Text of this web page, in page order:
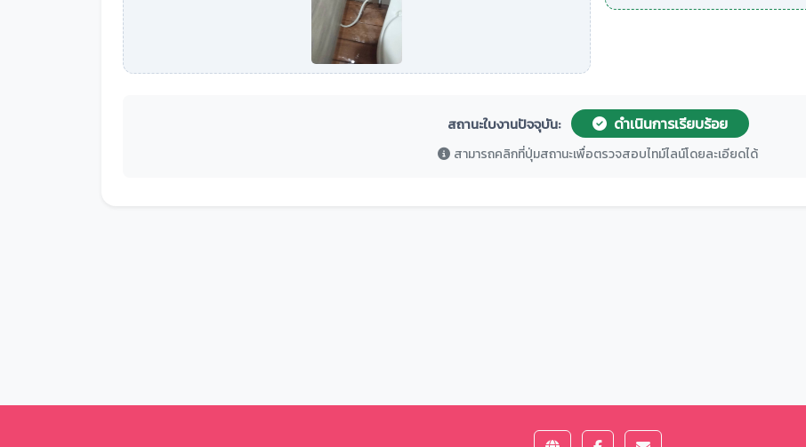
สถานะใบงานปัจจุบัน: ดำเนินการเรียบร้อย
สามารถคลิกที่ปุ่มสถานะเพื่อตรวจสอบไทม์ไลน์โดยละเอียดได้